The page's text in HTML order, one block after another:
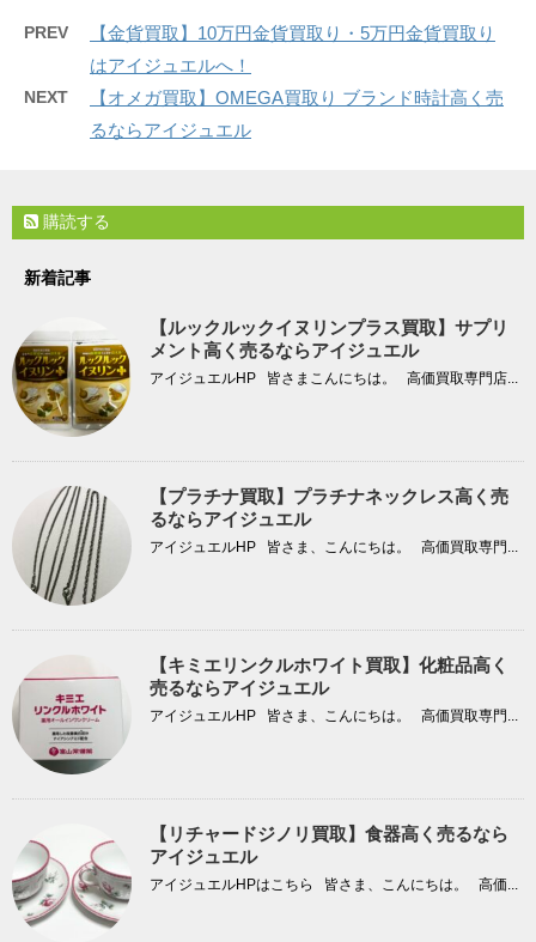
PREV
【金貨買取】10万円金貨買取り・5万円金貨買取り
はアイジュエルへ！
NEXT
【オメガ買取】OMEGA買取り ブランド時計高く売
るならアイジュエル
購読する
新着記事
【ルックルックイヌリンプラス買取】サプリ
メント高く売るならアイジュエル
アイジュエルHP 皆さまこんにちは。 高価買取専門店...
【プラチナ買取】プラチナネックレス高く売
るならアイジュエル
アイジュエルHP 皆さま、こんにちは。 高価買取専門...
【キミエリンクルホワイト買取】化粧品高く
売るならアイジュエル
アイジュエルHP 皆さま、こんにちは。 高価買取専門...
【リチャードジノリ買取】食器高く売るなら
アイジュエル
アイジュエルHPはこちら 皆さま、こんにちは。 高価...